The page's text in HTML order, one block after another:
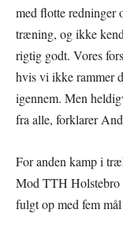
med flotte redninger
træning, og ikke
rigtig godt. Vores
hvis vi ikke rammer
igennem. Men
fra alle, forklarer
For anden kamp i
Mod TTH Holstebro
fulgt op med fem